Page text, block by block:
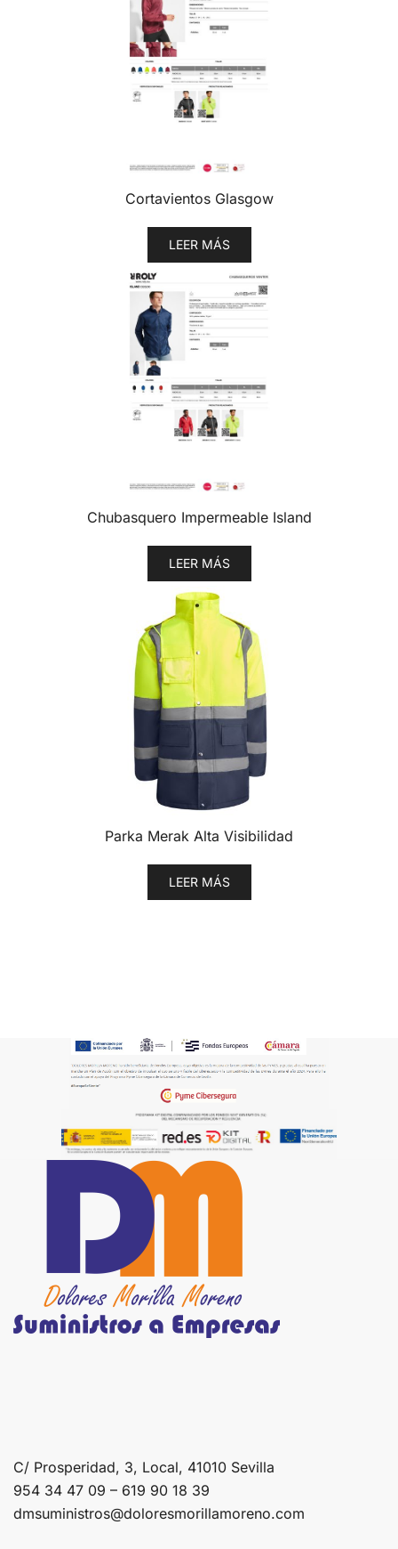
Cortavientos Glasgow
LEER MÁS
Chubasquero Impermeable Island
LEER MÁS
Parka Merak Alta Visibilidad
LEER MÁS
C/ Prosperidad, 3, Local, 41010 Sevilla
954 34 47 09 – 619 90 18 39
dmsuministros@doloresmorillamoreno.com